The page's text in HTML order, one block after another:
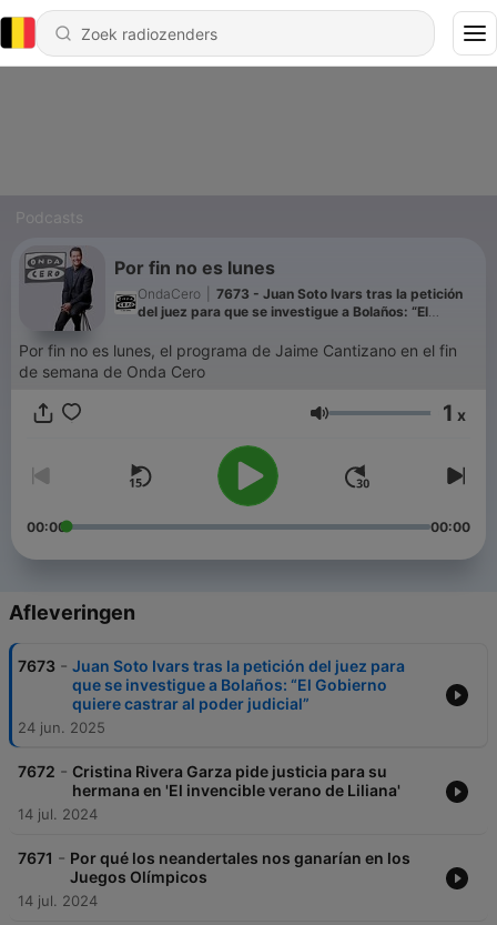
Podcasts
Por fin no es lunes
OndaCero
7673 - Juan Soto Ivars tras la petición
del juez para que se investigue a Bolaños: “El
Por fin no es lunes, el programa de Jaime Cantizano en el fin
de semana de Onda Cero
Volume 1 x
00:00 00:00
Afleveringen
7673 - Juan Soto Ivars tras la petición del juez para
que se investigue a Bolaños: “El Gobierno
quiere castrar al poder judicial”
24 jun. 2025
7672 - Cristina Rivera Garza pide justicia para su
hermana en 'El invencible verano de Liliana'
14 jul. 2024
7671 - Por qué los neandertales nos ganarían en los
Juegos Olímpicos
14 jul. 2024